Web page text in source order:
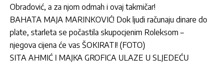
Obradović, a za njom odmah i ovaj takmičar!
BAHATA MAJA MARINKOVIĆ! Dok ljudi računaju dinare do
plate, starleta se počastila skupocjenim Roleksom –
njegova cijena će vas ŠOKIRATI! (FOTO)
SITA AHMIĆ I MAJKA GROFICA ULAZE U SLJEDEĆU